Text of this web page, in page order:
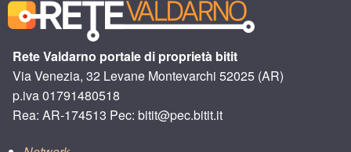
Rete Valdarno portale di proprietà bitit
Via Venezia, 32 Levane Montevarchi 52025 (AR)
p.iva 01791480518
Rea: AR-174513 Pec: bitit@pec.bitit.it